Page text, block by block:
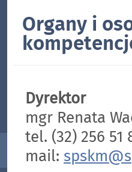
Organy i
Dyrektor
mgr Renata
tel. (32) 256 51
mail: